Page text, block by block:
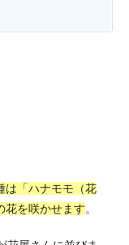
は「ハナモモ（花
花を咲かせます。